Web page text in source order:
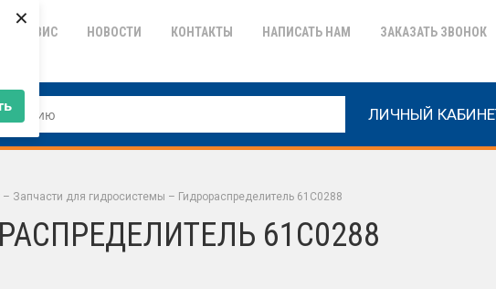
×СЕРВИС НОВОСТИ КОНТАКТЫ НАПИСАТЬ НАМ ЗАКАЗАТЬ ЗВОНОК
ЛИЧНЫЙ
– Запчасти для гидросистемы – Гидрораспределитель 61C0288
61C0288